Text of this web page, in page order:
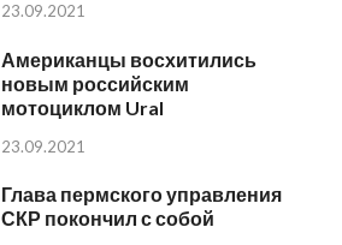
23.09.2021
Американцы восхитились
новым российским
мотоциклом Ural
23.09.2021
Глава пермского управления
СКР покончил с собой